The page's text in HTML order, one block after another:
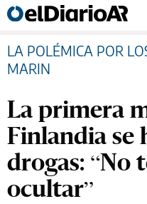
LA POLÉMICA POR
MARIN
La primera
Finlandia se
drogas: “No
ocultar”